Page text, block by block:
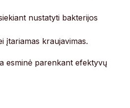
nustatyti bakterijos
įtariamas kraujavimas.
esminė parenkant efektyvų